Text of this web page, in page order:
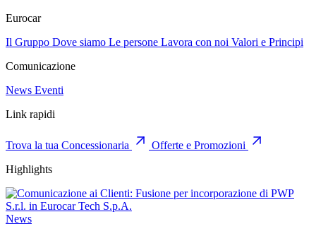
Eurocar
Il Gruppo Dove siamo Le persone Lavora con noi Valori e Principi
Comunicazione
News Eventi
Link rapidi
Trova la tua Concessionaria
Offerte e Promozioni
Highlights
News